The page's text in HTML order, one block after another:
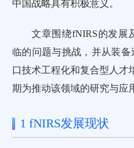
中国战略具有积极意义。
文章围绕fNIRS的发展
临的问题与挑战，并从装
口技术工程化和复合型人才
期为推动该领域的研究与应
1 fNIRS发展现状